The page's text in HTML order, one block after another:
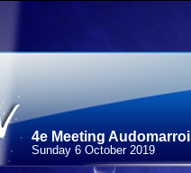
4e Meeting
Sunday 6 October 2019